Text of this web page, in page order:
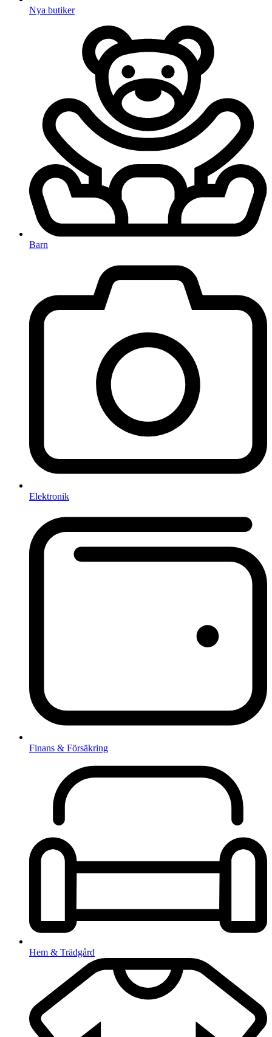
Nya butiker
Barn
Elektronik
Finans & Försäkring
Hem & Trädgård